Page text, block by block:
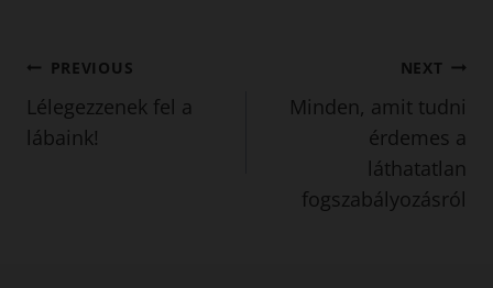
Bejegyzés
navigáció
PREVIOUS
Lélegezzenek fel a
lábaink!
NEXT
Minden, amit tudni
érdemes a
láthatatlan
fogszabályozásról